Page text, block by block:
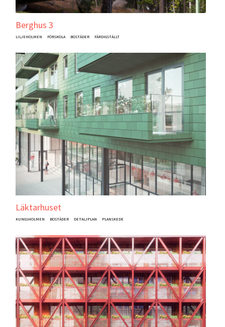
Berghus 3
LILJEHOLMEN FÖRSKOLA BOSTÄDER FÄRDIGSTÄLLT
Läktarhuset
KUNGSHOLMEN BOSTÄDER DETALJPLAN PLANSKEDE